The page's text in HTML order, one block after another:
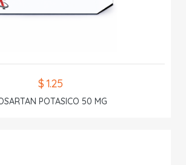
$ 1.25
POTASICO 50 MG